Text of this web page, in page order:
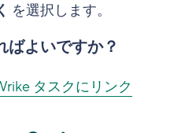
を選択します。
ばよいですか？
タスクにリンク